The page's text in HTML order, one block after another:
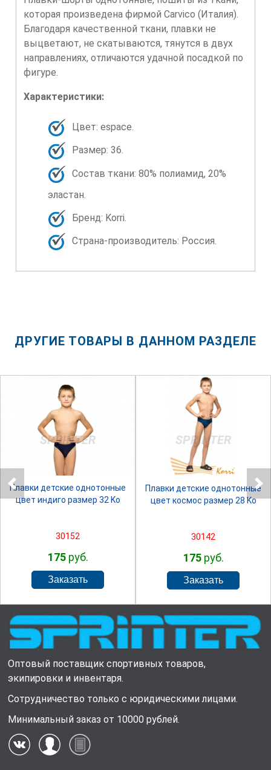
которая произведена фирмой Carvico (Италия).
Благодаря качественной ткани, плавки не
выцветают, не скатываются, тянутся в двух
направлениях, отличаются удачной посадкой по
фигуре.
Характеристики:
Цвет: espace.
Размер: 36.
Состав ткани: 80% полиамид, 20%
эластан.
Бренд: Korri.
Страна-производитель: Россия.
ДРУГИЕ ТОВАРЫ В ДАННОМ РАЗДЕЛЕ
SPRINTER
Плавки детские однотонные
цвет индиго размер 32 Ko
30152
175руб.
SPRINTER
Плавки детские однотонные
цвет космос размер 28 Ko
30142
175руб.
Оптовый поставщик спортивных товаров,
экипировки и инвентаря.
Сотрудничество только с юридическими лицами.
Минимальный заказ от 10000 рублей.